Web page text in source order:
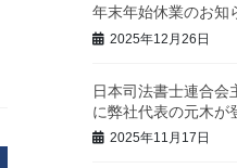
年末年始休業のお知
2025年12月26日
日本司法書士連合会
に弊社代表の元木が
2025年11月17日